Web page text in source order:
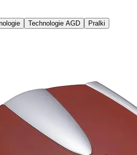
Technologie AGD Pralki